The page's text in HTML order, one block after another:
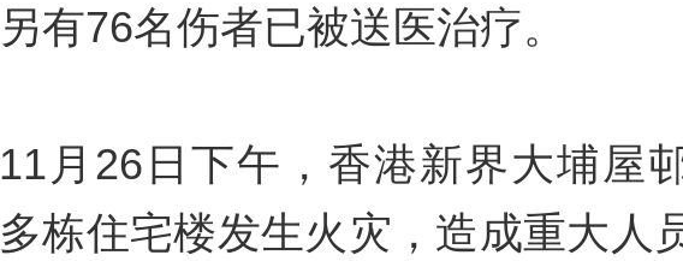
另有76名伤者已被送医治疗。
11月26日下午，香港新界大埔屋
多栋住宅楼发生火灾，造成重大人